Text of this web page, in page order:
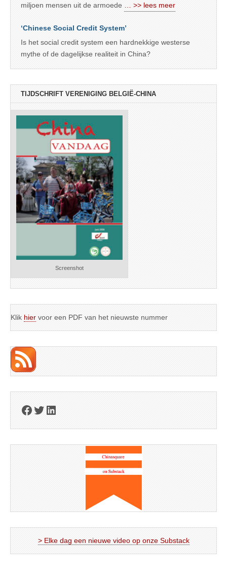
miljoen mensen uit de armoede
… >> lees meer
‘Chinese Social Credit System’
Is het social credit system een hardnekkige westerse
mythe of de dagelijkse realiteit in China?
TIJDSCHRIFT VERENIGING BELGIË-CHINA
Screenshot
Klik hier voor een PDF van het nieuwste nummer
Facebook
Twitter
LinkedIn
> Elke dag een nieuwe video op onze Substack